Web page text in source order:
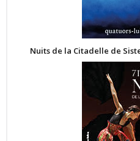
Nuits de la Citadelle de